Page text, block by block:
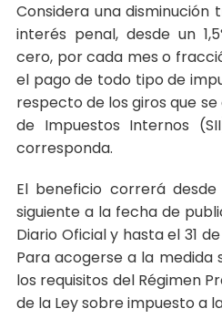
Considera una
interés penal, desde un
cero, por cada mes o
el pago de todo tipo de
respecto de los giros que
de Impuestos Internos
corresponda.
El beneficio correrá
siguiente a la fecha de
Diario Oficial y hasta el 31
Para acogerse a la
los requisitos del Régimen
de la Ley sobre impuesto a